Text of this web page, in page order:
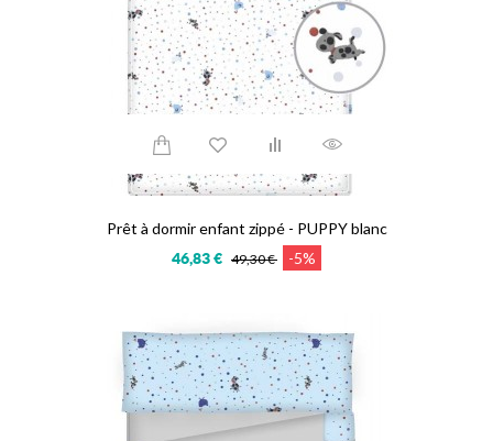
Prêt à dormir enfant zippé - PUPPY blanc
46,83 € 49,30 € -5%